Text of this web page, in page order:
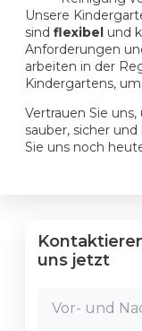
Unsere
sind flexibel und
Anforderungen
arbeiten in der
Kindergartens,
Vertrauen Sie
sauber, sicher
Sie uns noch
uns jetzt